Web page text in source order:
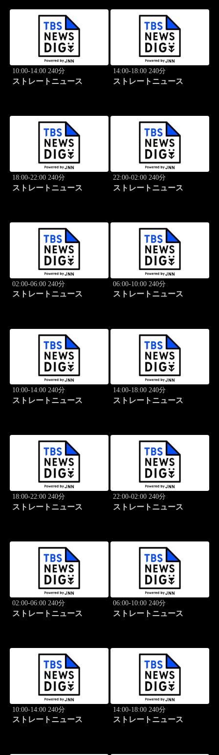
10:00-14:00 240分
ストレートニュース
14:00-18:00 240分
ストレートニュース
18:00-22:00 240分
ストレートニュース
22:00-02:00 240分
ストレートニュース
02:00-06:00 240分
ストレートニュース
06:00-10:00 240分
ストレートニュース
10:00-14:00 240分
ストレートニュース
14:00-18:00 240分
ストレートニュース
18:00-22:00 240分
ストレートニュース
22:00-02:00 240分
ストレートニュース
02:00-06:00 240分
ストレートニュース
06:00-10:00 240分
ストレートニュース
10:00-14:00 240分
ストレートニュース
14:00-18:00 240分
ストレートニュース